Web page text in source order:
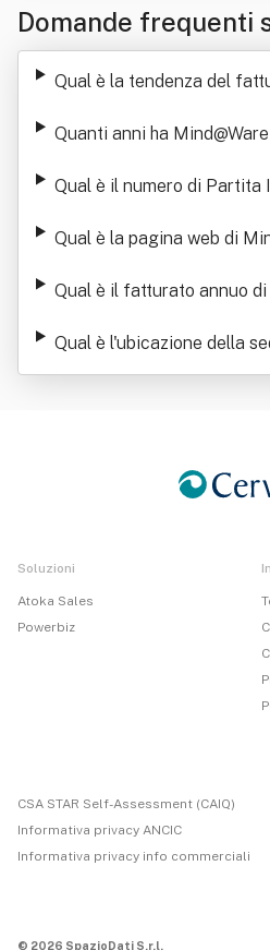
Domande frequenti
rl
Qual è la tendenza del
Quanti anni ha
Qual è il numero di Partita
Qual è la pagina web di
Qual è il fatturato annuo di
Qual è l'ubicazione della
Soluzioni
Atoka Sales
Powerbiz
CSA STAR Self-Assessment (CAIQ)
Informativa privacy ANCIC
Informativa privacy info commerciali
© 2026 SpazioDati S.r.l.